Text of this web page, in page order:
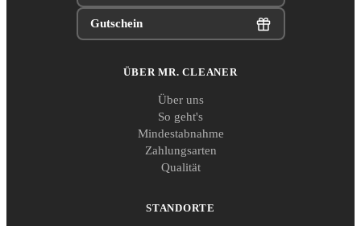
Gutschein
ÜBER MR. CLEANER
Über uns
So geht's
Mindestabnahme
Zahlungsarten
Qualität
STANDORTE